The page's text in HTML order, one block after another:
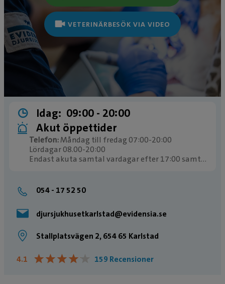
VETERINÄRBESÖK VIA VIDEO
Idag: 09:00 ­- 20:00
Akut öppettider
Telefon:Måndag till fredag 07:00-20:00
Lördagar 08.00-20:00
Endast akuta samtal vardagar efter 17:00 samt
054 - 17 52 50
djursjukhusetkarlstad@evidensia.se
Stallplatsvägen 2, 654 65 Karlstad
4.1 ★★★★★
★★★★★ 159 Recensioner